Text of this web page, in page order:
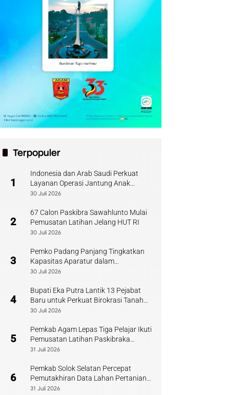
Terpopuler
1
Indonesia dan Arab Saudi Perkuat
Layanan Operasi Jantung Anak
Sumbar
30 Juli 2026
2
67 Calon Paskibra Sawahlunto Mulai
Pemusatan Latihan Jelang HUT RI
30 Juli 2026
3
Pemko Padang Panjang Tingkatkan
Kapasitas Aparatur dalam
Penanganan Pascabencana
30 Juli 2026
4
Bupati Eka Putra Lantik 13 Pejabat
Baru untuk Perkuat Birokrasi Tanah
Datar
30 Juli 2026
5
Pemkab Agam Lepas Tiga Pelajar Ikuti
Pemusatan Latihan Paskibraka
Sumbar
31 Juli 2026
6
Pemkab Solok Selatan Percepat
Pemutakhiran Data Lahan Pertanian
Pangan Berkelanjutan
31 Juli 2026